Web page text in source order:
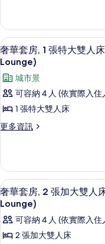
大
雙
人
床
(Newly
Remodeled,
Prestige
Club
所
有
相
片
套
房,
1
張
大
雙
床
(Newly
Remodeled,
Lounge)
詳
情
顯
示
奢
華
套
房,
1
特
大
雙
人
床
(Newly
8
奢華套房, 1 張特大雙人
Lounge)
城市景
可容納 4 人 (依實際入住
1 張特大雙人床
更多資訊
更
套
房,
1
張
大
雙
顯
示
奢
華
9
奢華套房, 2 張加大雙
Lounge)
可容納 4 人 (依實際入住
2 張加大雙人床